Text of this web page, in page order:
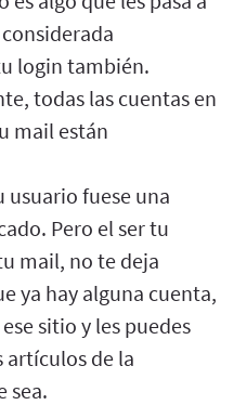
login también.
todas las cuentas en
mail están
usuario fuese una
Pero el ser tu
mail, no te deja
ya hay alguna cuenta,
sitio y les puedes
artículos de la
sea.